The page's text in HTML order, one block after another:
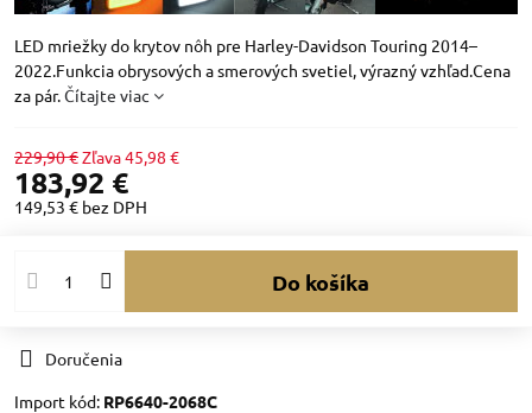
LED mriežky do krytov nôh pre Harley-Davidson Touring 2014–
2022.Funkcia obrysových a smerových svetiel, výrazný vzhľad.Cena
za pár.Čítajte viac
229,90 €Zľava45,98 €
183,92 €
149,53 € bez DPH
Do košíka
Doručenia
Import kód: RP6640-2068C